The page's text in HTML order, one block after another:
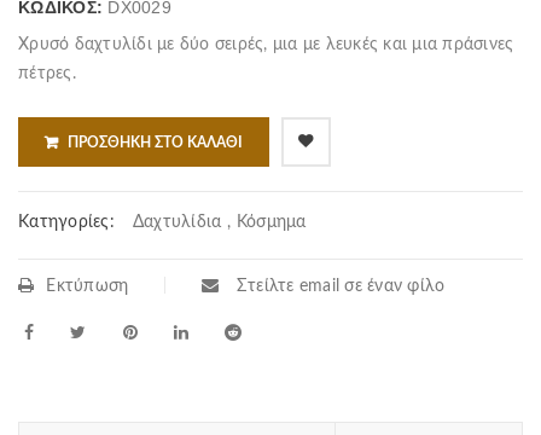
ΚΩΔΙΚΌΣ: DX0029
Χρυσό δαχτυλίδι με δύο σειρές, μια με λευκές και μια πράσινες
πέτρες.
ΠΡΟΣΘΉΚΗ ΣΤΟ ΚΑΛΆΘΙ
Κατηγορίες: Δαχτυλίδια , Κόσμημα
Εκτύπωση Στείλτε email σε έναν φίλο